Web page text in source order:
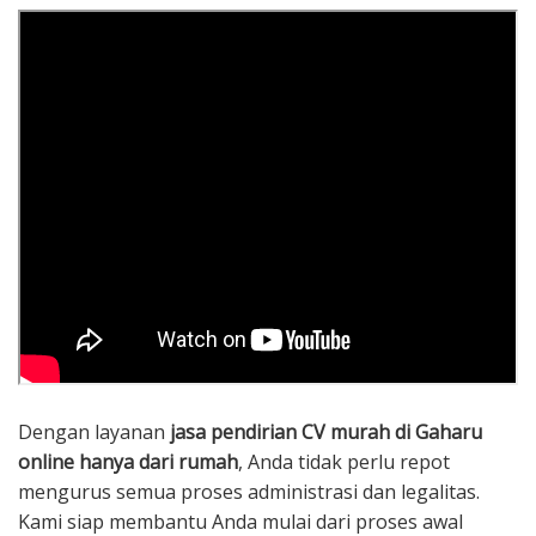
Dengan layanan jasa pendirian CV murah di Gaharu
online hanya dari rumah, Anda tidak perlu repot
mengurus semua proses administrasi dan legalitas.
Kami siap membantu Anda mulai dari proses awal